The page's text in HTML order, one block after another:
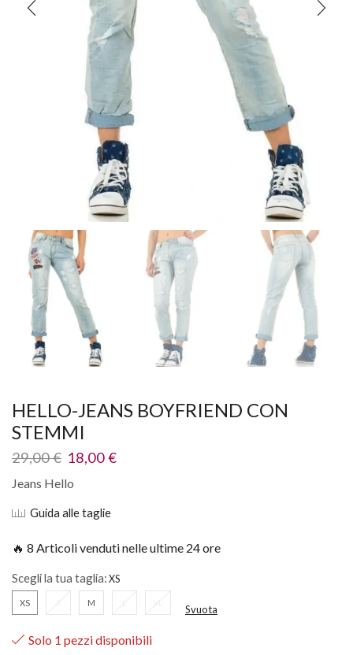
HELLO-JEANS BOYFRIEND CON
STEMMI
29,00€ 18,00€
Jeans Hello
Guida alle taglie
🔥 8 Articoli venduti nelle ultime 24 ore
Scegli la tua taglia:
XS S M L XL Svuota
Solo 1 pezzi disponibili